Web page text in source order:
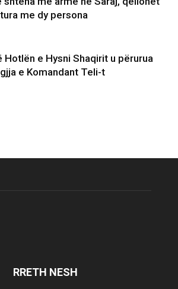
me dy persona
Hotlën e Hysni Shaqirit u përurua
e Komandant Teli-t
RRETH NESH